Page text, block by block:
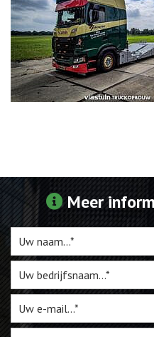
Garage
Trailers
Torpedo
Te Koop
Miniatuur
Vacatures
Contact
Meer